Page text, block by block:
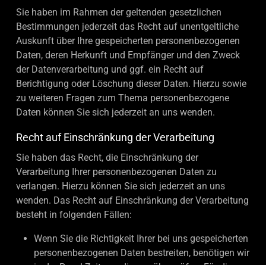
Sie haben im Rahmen der geltenden gesetzlichen
Bestimmungen jederzeit das Recht auf unentgeltliche
Auskunft über Ihre gespeicherten personenbezogenen
Daten, deren Herkunft und Empfänger und den Zweck
der Datenverarbeitung und ggf. ein Recht auf
Berichtigung oder Löschung dieser Daten. Hierzu sowie
zu weiteren Fragen zum Thema personenbezogene
Daten können Sie sich jederzeit an uns wenden.
Recht auf Einschränkung der Verarbeitung
Sie haben das Recht, die Einschränkung der
Verarbeitung Ihrer personenbezogenen Daten zu
verlangen. Hierzu können Sie sich jederzeit an uns
wenden. Das Recht auf Einschränkung der Verarbeitung
besteht in folgenden Fällen:
Wenn Sie die Richtigkeit Ihrer bei uns gespeicherten
personenbezogenen Daten bestreiten, benötigen wir